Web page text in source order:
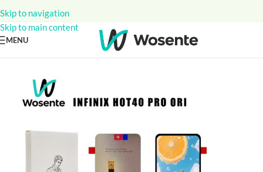
Skip to navigation
Skip to main content
MENU